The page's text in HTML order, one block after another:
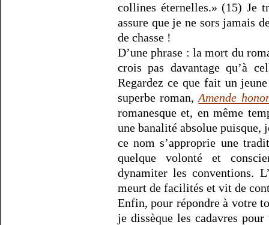
collines éternelles.» (15) Je
assure que je ne sors jamais
de chasse !
D’une phrase : la mort du
crois pas davantage qu’à
Regardez ce que fait un
superbe roman,Amende
romanesque et, en même
une banalité absolue puisque,
ce nom s’approprie une
quelque volonté et
dynamiter les conventions.
meurt de facilités et vit de
Enfin, pour répondre à votre
je dissèque les cadavres